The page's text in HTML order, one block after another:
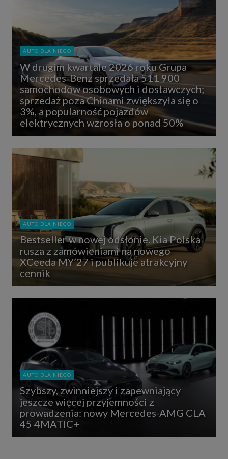
AUTO DLA NIEGO
W drugim kwartale 2026 roku Grupa
Mercedes-Benz sprzedała 511 900
samochodów osobowych i dostawczych;
sprzedaż poza Chinami zwiększyła się o
3%, a popularność pojazdów
elektrycznych wzrosła o ponad 50%
AUTO DLA NIEGO
Bestseller w nowej odsłonie. Kia Polska
rusza z zamówieniami na nowego
XCeeda MY’27 i publikuje atrakcyjny
cennik
AUTO DLA NIEGO
Szybszy, zwinniejszy i zapewniający
jeszcze więcej przyjemności z
prowadzenia: nowy Mercedes-AMG CLA
45 4MATIC+